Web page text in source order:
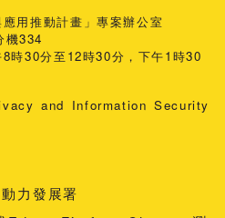
用推動計畫」專案辦公室
機334
時30分至12時30分，下午1時30
and Information Security
力發展署